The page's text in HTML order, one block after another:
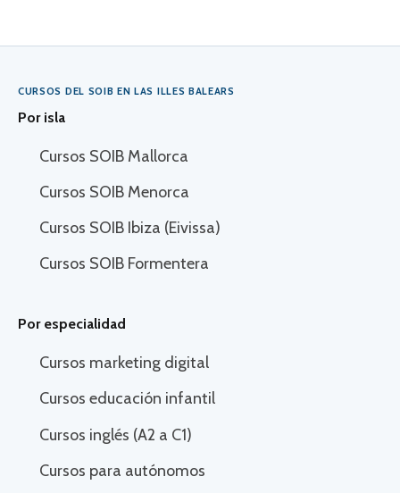
CURSOS DEL SOIB EN LAS ILLES BALEARS
Por isla
Cursos SOIB Mallorca
Cursos SOIB Menorca
Cursos SOIB Ibiza (Eivissa)
Cursos SOIB Formentera
Por especialidad
Cursos marketing digital
Cursos educación infantil
Cursos inglés (A2 a C1)
Cursos para autónomos